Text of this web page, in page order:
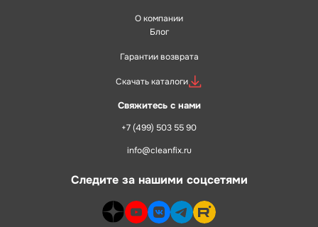
О компании
Блог
Гарантии возврата
Скачать каталоги
Свяжитесь с нами
+7 (499) 503 55 90
info@cleanfix.ru
Следите за нашими соцсетями
dzen>youtube>
vk> telegram>rutube>